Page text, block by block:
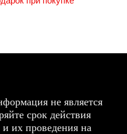
не является
срок действия
их проведения на